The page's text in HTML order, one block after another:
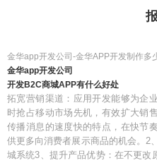
金华app开发公司-金华APP开发制作多
金华app开发公司
开发B2C商城APP有什么好处
拓宽营销渠道：应用开发能够为企
时抢占移动市场先机，有效扩大销
传播消息的速度快的特点，在快节
供更多向消费者展示商品的机会。2
城系统3、提升产品优势：在不更改